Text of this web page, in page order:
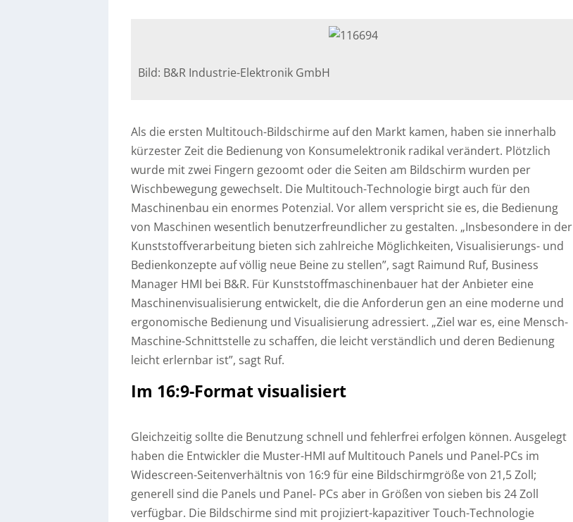
Bild: B&R Industrie-Elektronik GmbH
Als die ersten Multitouch-Bildschirme auf den Markt kamen, haben sie innerhalb
kürzester Zeit die Bedienung von Konsumelektronik radikal verändert. Plötzlich
wurde mit zwei Fingern gezoomt oder die Seiten am Bildschirm wurden per
Wischbewegung gewechselt. Die Multitouch-Technologie birgt auch für den
Maschinenbau ein enormes Potenzial. Vor allem verspricht sie es, die Bedienung
von Maschinen wesentlich benutzerfreundlicher zu gestalten. „Insbesondere in der
Kunststoffverarbeitung bieten sich zahlreiche Möglichkeiten, Visualisierungs- und
Bedienkonzepte auf völlig neue Beine zu stellen”, sagt Raimund Ruf, Business
Manager HMI bei B&R. Für Kunststoffmaschinenbauer hat der Anbieter eine
Maschinenvisualisierung entwickelt, die die Anforderun gen an eine moderne und
ergonomische Bedienung und Visualisierung adressiert. „Ziel war es, eine Mensch-
Maschine-Schnittstelle zu schaffen, die leicht verständlich und deren Bedienung
leicht erlernbar ist”, sagt Ruf.
Im 16:9-Format visualisiert
Gleichzeitig sollte die Benutzung schnell und fehlerfrei erfolgen können. Ausgelegt
haben die Entwickler die Muster-HMI auf Multitouch Panels und Panel-PCs im
Widescreen-Seitenverhältnis von 16:9 für eine Bildschirmgröße von 21,5 Zoll;
generell sind die Panels und Panel- PCs aber in Größen von sieben bis 24 Zoll
verfügbar. Die Bildschirme sind mit projiziert-kapazitiver Touch-Technologie